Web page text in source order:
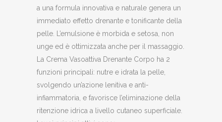
a una formula innovativa e naturale genera un
immediato effetto drenante e tonificante della
pelle. L’emulsione è morbida e setosa, non
unge ed è ottimizzata anche per il massaggio.
La Crema Vasoattiva Drenante Corpo ha 2
funzioni principali: nutre e idrata la pelle,
svolgendo un’azione lenitiva e anti-
infiammatoria, e favorisce l’eliminazione della
ritenzione idrica a livello cutaneo superficiale.